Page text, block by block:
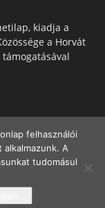
kiadja a
a Horvát
felhasználói
A
tudomásul